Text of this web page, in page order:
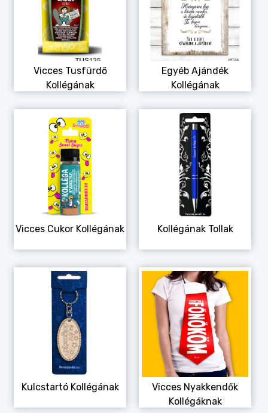
Ajándék Ötletek Férfiaknak
Ajándék Nőknek
Ajándék Gyerekeknek
Barátnak/Barátnőnek
Party kellékek
Névnapi ajándékok
Vicces ajándékok
Foglalkozás szerint
Sport/Hobbi szerint
Állatos ajándéktárgyak
Vicces Tusfürdő
Kollégának
Egyéb Ajándék
Kollégának
Vicces Cukor Kollégának Kollégának Tollak
Kulcstartó Kollégának
Vicces Nyakkendők
Kollégáknak